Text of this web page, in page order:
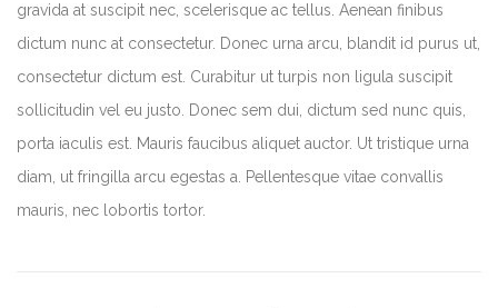
gravida at suscipit nec, scelerisque ac tellus. Aenean finibus
dictum nunc at consectetur. Donec urna arcu, blandit id purus ut,
consectetur dictum est. Curabitur ut turpis non ligula suscipit
sollicitudin vel eu justo. Donec sem dui, dictum sed nunc quis,
porta iaculis est. Mauris faucibus aliquet auctor. Ut tristique urna
diam, ut fringilla arcu egestas a. Pellentesque vitae convallis
mauris, nec lobortis tortor.